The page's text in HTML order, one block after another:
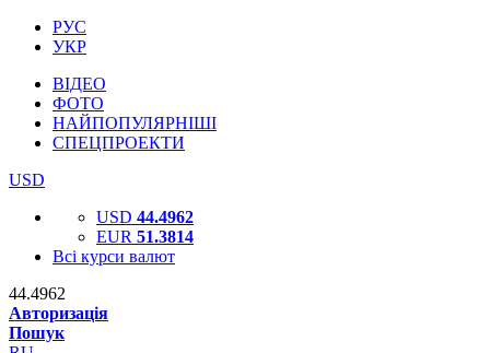
РУС
УКР
ВІДЕО
ФОТО
НАЙПОПУЛЯРНІШІ
СПЕЦПРОЕКТИ
USD
USD 44.4962
EUR 51.3814
Всі курси валют
44.4962
Авторизація
Пошук